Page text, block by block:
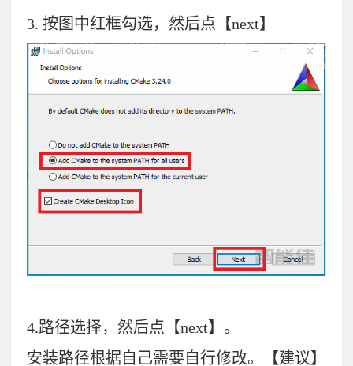
3. 按图中红框勾选，然后点【next】
4.路径选择，然后点【next】。
安装路径根据自己需要自行修改。【建议】